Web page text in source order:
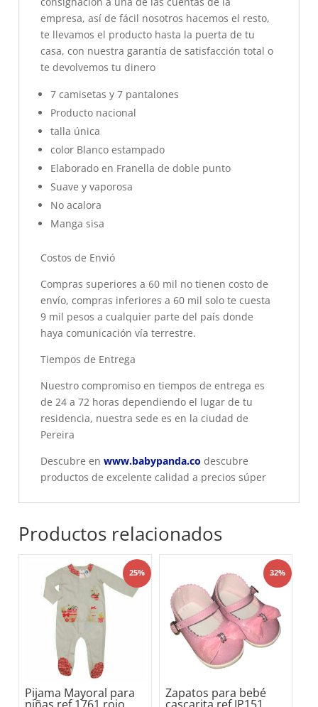
empresa, así de fácil nosotros hacemos el resto,
te llevamos el producto hasta la puerta de tu
casa, con nuestra garantía de satisfacción total o
te devolvemos tu dinero
7 camisetas y 7 pantalones
Producto nacional
talla única
color Blanco estampado
Elaborado en Franella de doble punto
Suave y vaporosa
No acalora
Manga sisa
Costos de Envió
Compras superiores a 60 mil no tienen costo de
envío, compras inferiores a 60 mil solo te cuesta
9 mil pesos a cualquier parte del país donde
haya comunicación vía terrestre.
Tiempos de Entrega
Nuestro compromiso en tiempos de entrega es
de 24 a 72 horas dependiendo el lugar de tu
residencia, nuestra sede es en la ciudad de
Pereira
Descubre en www.babypanda.co descubre
productos de excelente calidad a precios súper
Productos relacionados
25%
Pijama Mayoral para
32%
Zapatos para bebé